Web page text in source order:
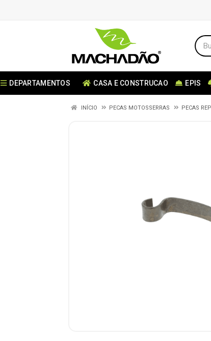
DEPARTAMENTOS CASA E CONSTRUCAO EPIS
INÍCIO PECAS MOTOSSERRAS PECAS